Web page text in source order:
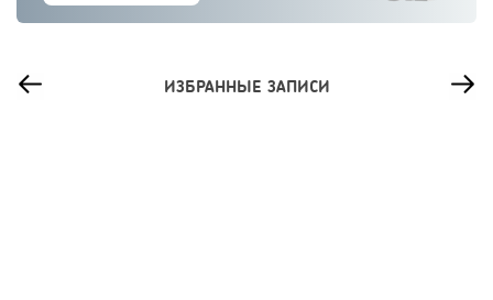
ИЗБРАННЫЕ ЗАПИСИ